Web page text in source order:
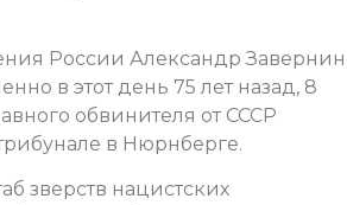
России Александр Завернин
в этот день 75 лет назад, 8
обвинителя от СССР
в Нюрнберге.
зверств нацистских